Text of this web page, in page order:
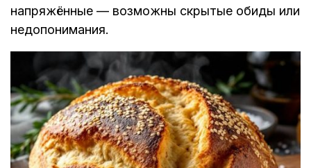
напряжённые — возможны скрытые обиды или
недопонимания.